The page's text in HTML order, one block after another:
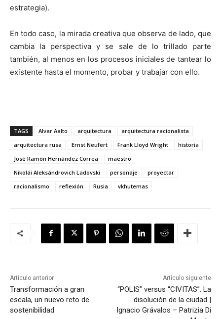
estrategia).
En todo caso, la mirada creativa que observa de lado, que
cambia la perspectiva y se sale de lo trillado parte
también, al menos en los procesos iniciales de tantear lo
existente hasta el momento, probar y trabajar con ello.
TAGS Alvar Aalto arquitectura
arquitectura racionalista
arquitectura rusa
Ernst Neufert Frank Lloyd Wright
historia
José Ramón Hernández Correa
maestro
Nikolái Aleksándrovich Ladovski
personaje
proyectar
racionalismo
reflexión Rusia vkhutemas
Artículo anterior
Transformación a gran
escala, un nuevo reto de
sostenibilidad
Artículo siguiente
“POLIS” versus “CIVITAS”. La
disolución de la ciudad |
Ignacio Grávalos – Patrizia Di